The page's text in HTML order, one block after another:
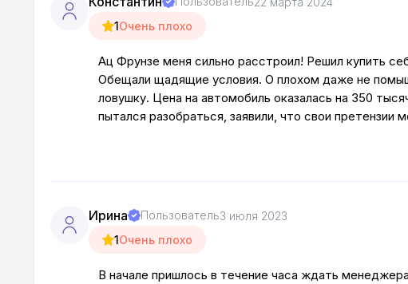
1Очень плохо
Ац Фрунзе меня сильно расстроил! Решил купить
Обещали щадящие условия. О плохом даже не
ловушку. Цена на автомобиль оказалась на 350
пытался разобраться, заявили, что свои
Ирина Пользователь3 июля 2023
1Очень плохо
В начале пришлось в течение часа ждать